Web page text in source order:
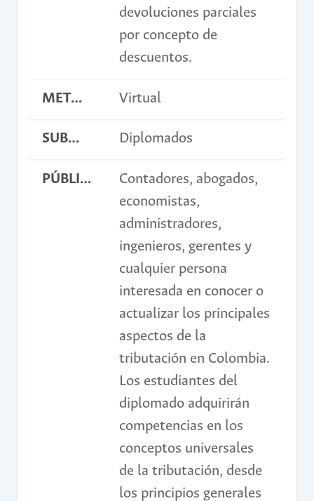
devoluciones parciales
por concepto de
descuentos.
METODOLOGÍA Virtual
SUBMODALIDAD Diplomados
PÚBLICO OBJETIVO
Contadores, abogados,
economistas,
administradores,
ingenieros, gerentes y
cualquier persona
interesada en conocer o
actualizar los principales
aspectos de la
tributación en Colombia.
Los estudiantes del
diplomado adquirirán
competencias en los
conceptos universales
de la tributación, desde
los principios generales